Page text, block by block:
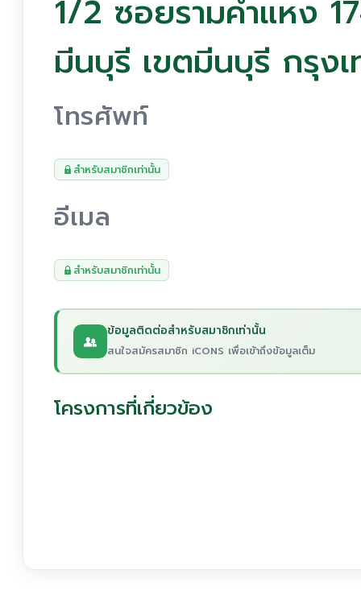
1/2 ซอยรามคำแหง
มีนบุรี เขตมีนบุรี กรุง
โทรศัพท์
สำหรับสมาชิกเท่านั้น
อีเมล
สำหรับสมาชิกเท่านั้น
ข้อมูลติดต่อสำหรับสมาชิกเท่านั้น
สนใจสมัครสมาชิก iCONS เพื่อเข้าถึงข้อมูลเต็ม
โครงการที่เกี่ยวข้อง